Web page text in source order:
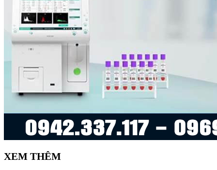
XEM THÊM